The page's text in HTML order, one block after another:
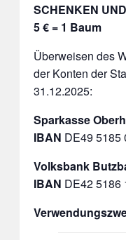
SCHENKEN
5 € = 1 Baum
Überweisen des
der Konten der
31.12.2025:
Sparkasse
IBAN DE49 5185
Volksbank
IBAN DE42 5186